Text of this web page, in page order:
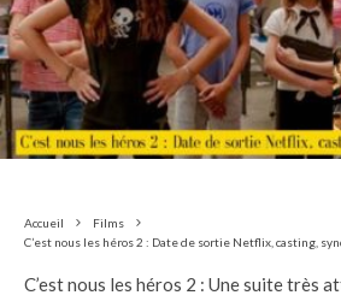
Accueil
Films
C’est nous les héros 2 : Date de sortie Netflix, casting,
C’est nous les héros 2 : Une suite très